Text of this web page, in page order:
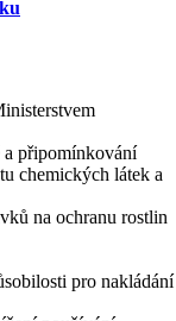
a připomínkování
chemických látek a
na ochranu rostlin
pro nakládání